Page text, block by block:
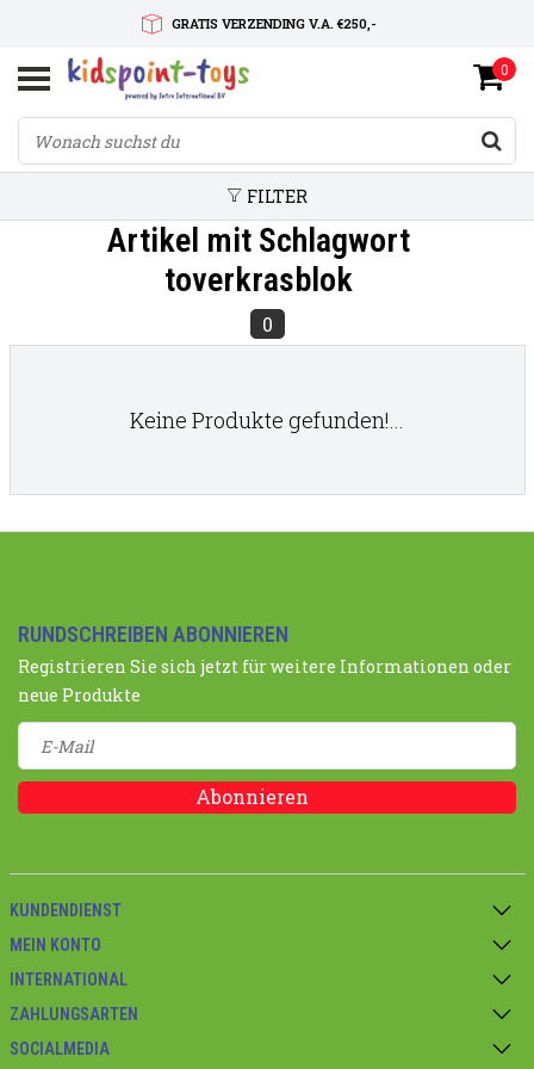
GRATIS VERZENDING V.A. €250,-
SNELLE LEVERTIJD
SERVICE OP MAAT
0
FILTER
Artikel mit Schlagwort
toverkrasblok
0
Keine Produkte gefunden!...
RUNDSCHREIBEN ABONNIEREN
Registrieren Sie sich jetzt für weitere Informationen oder
neue Produkte
Abonnieren
KUNDENDIENST
MEIN KONTO
INTERNATIONAL
ZAHLUNGSARTEN
SOCIALMEDIA